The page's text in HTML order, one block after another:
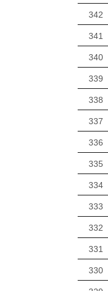
342
341
340
339
338
337
336
335
334
333
332
331
330